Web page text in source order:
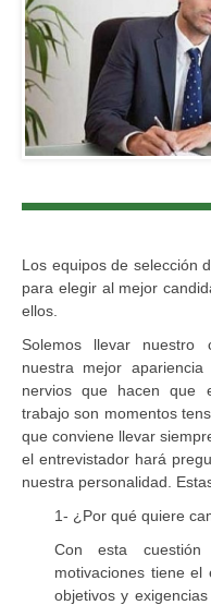
Los equipos de selección
para elegir al mejor
ellos.
Solemos llevar nuestro
nuestra mejor
nervios que hacen que
trabajo son momentos
que conviene llevar
el entrevistador hará
nuestra personalidad.
1- ¿Por qué quiere
Con esta
motivaciones tiene el
objetivos y